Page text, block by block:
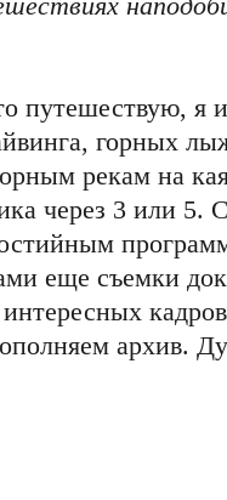
путешествую, я
горных
рекам на
через 3 или 5.
еще съемки
архив.